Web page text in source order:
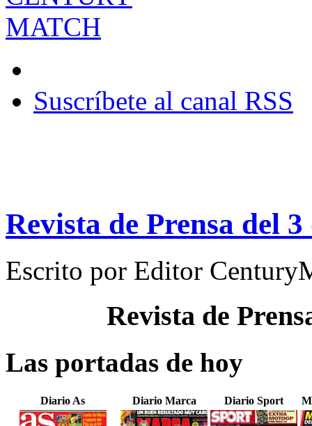
Suscríbete al canal RSS
Revista de Prensa del
Escrito por Editor
Revista de
Las portadas de hoy
Diario As Diario Marca Diario Sport